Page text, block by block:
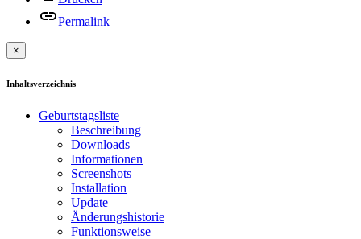
Permalink
×
Inhaltsverzeichnis
Geburtstagsliste
Beschreibung
Downloads
Informationen
Screenshots
Installation
Update
Änderungshistorie
Funktionsweise